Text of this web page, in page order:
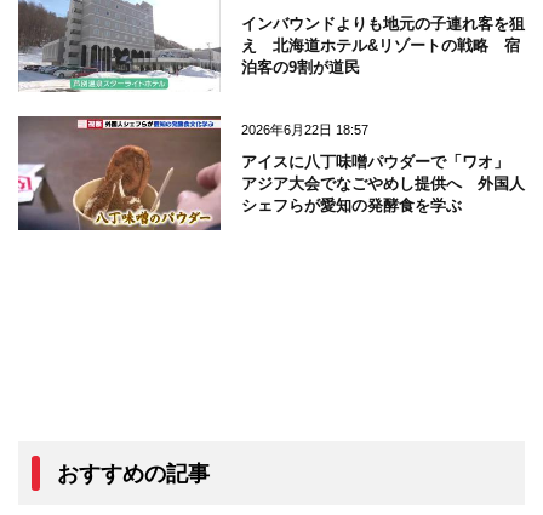
インバウンドよりも地元の子連れ客を狙
え 北海道ホテル&リゾートの戦略 宿
泊客の9割が道民
2026年6月22日 18:57
アイスに八丁味噌パウダーで「ワオ」
アジア大会でなごやめし提供へ 外国人
シェフらが愛知の発酵食を学ぶ
おすすめの記事